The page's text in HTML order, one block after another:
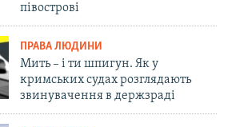
півострові
ПРАВА ЛЮДИНИ
Мить – і ти шпигун. Як у
кримських судах розглядають
звинувачення в держзраді